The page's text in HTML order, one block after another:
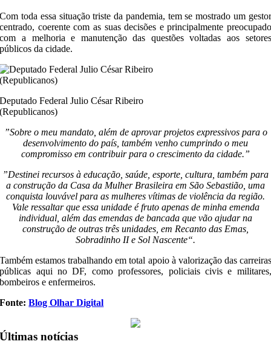
Com toda essa situação triste da pandemia, tem se mostrado um gestor
centrado, coerente com as suas decisões e principalmente preocupado
com a melhoria e manutenção das questões voltadas aos setores
públicos da cidade.
Deputado Federal Julio César Ribeiro
(Republicanos)
”Sobre o meu mandato, além de aprovar projetos expressivos para o
desenvolvimento do país, também venho cumprindo o meu
compromisso em contribuir para o crescimento da cidade.”
”Destinei recursos à educação, saúde, esporte, cultura, também para
a construção da Casa da Mulher Brasileira em São Sebastião, uma
conquista louvável para as mulheres vítimas de violência da região.
Vale ressaltar que essa unidade é fruto apenas de minha emenda
individual, além das emendas de bancada que vão ajudar na
construção de outras três unidades, em Recanto das Emas,
Sobradinho II e Sol Nascente“.
Também estamos trabalhando em total apoio à valorização das carreiras
públicas aqui no DF, como professores, policiais civis e militares,
bombeiros e enfermeiros.
Fonte:Blog Olhar Digital
Últimas notícias